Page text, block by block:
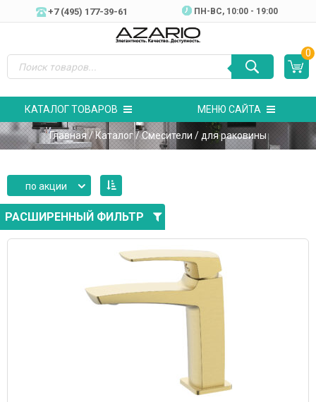
+7 (495) 177-39-61 ПН-ВC, 10:00 - 19:00
0
КАТАЛОГ ТОВАРОВ МЕНЮ САЙТА
Главная/Каталог/Смесители / для раковины
РАСШИРЕННЫЙ ФИЛЬТР
по акции